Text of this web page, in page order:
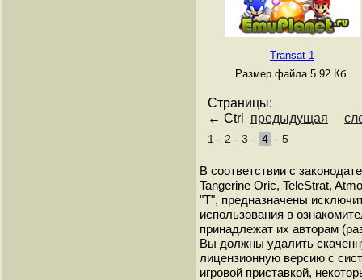
Transat 1
Размер файла 5.92 Кб.
Страницы:
← Ctrl предыдущая
1 - 2 - 3 - 4 -5
В соответствии с
Tangerine Oric, TeleStrat,
"T", предназначены
использования в
принадлежат их авторам
Вы должны удалить
лицензионную версию с
игровой приставкой,